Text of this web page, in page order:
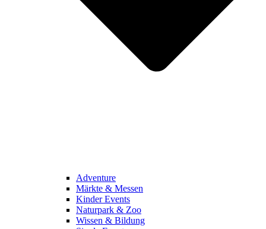
Adventure
Märkte & Messen
Kinder Events
Naturpark & Zoo
Wissen & Bildung